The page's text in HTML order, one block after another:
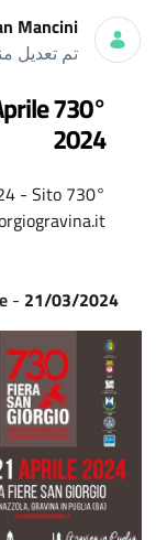
Mancini
تم تعديل منذ 2
2024
- Sito
-21/03/2024